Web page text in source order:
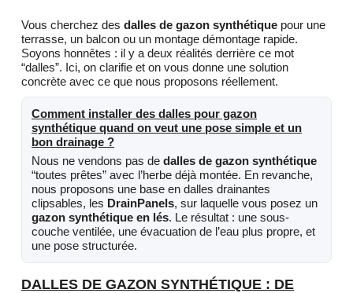
Vous cherchez des dalles de gazon synthétique pour une
terrasse, un balcon ou un montage démontage rapide.
Soyons honnêtes : il y a deux réalités derrière ce mot
“dalles”. Ici, on clarifie et on vous donne une solution
concrète avec ce que nous proposons réellement.
Comment installer des dalles pour gazon
synthétique quand on veut une pose simple et un
bon drainage ?
Nous ne vendons pas de dalles de gazon synthétique
“toutes prêtes” avec l’herbe déjà montée. En revanche,
nous proposons une base en dalles drainantes
clipsables, les DrainPanels, sur laquelle vous posez un
gazon synthétique en lés. Le résultat : une sous-
couche ventilée, une évacuation de l’eau plus propre, et
une pose structurée.
DALLES DE GAZON SYNTHÉTIQUE : DE